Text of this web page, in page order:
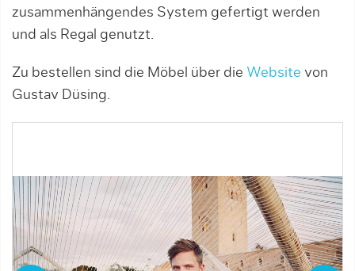
zusammenhängendes System gefertigt werden
und als Regal genutzt.
Zu bestellen sind die Möbel über die Website von
Gustav Düsing.